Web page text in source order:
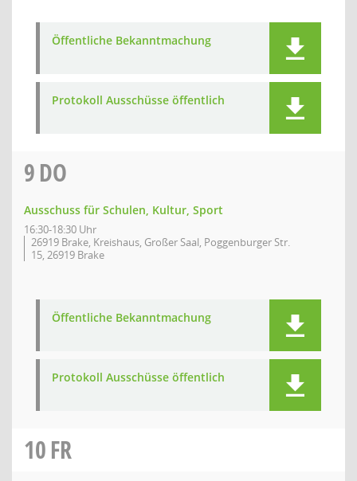
Öffentliche Bekanntmachung
Protokoll Ausschüsse öffentlich
9DO
Ausschuss für Schulen, Kultur, Sport
16:30-18:30 Uhr
26919 Brake, Kreishaus, Großer Saal, Poggenburger Str.
15, 26919 Brake
Öffentliche Bekanntmachung
Protokoll Ausschüsse öffentlich
10FR